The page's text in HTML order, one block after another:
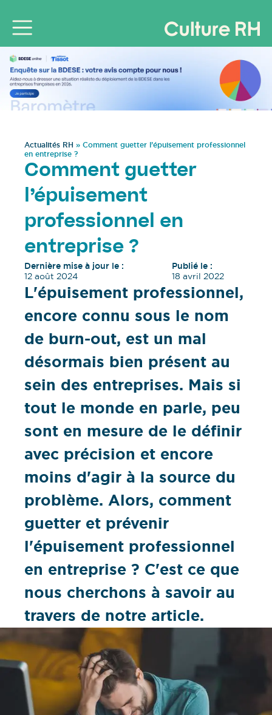
Actualités RH » Comment guetter l’épuisement professionnel
en entreprise ?
Comment guetter
l’épuisement
professionnel en
entreprise ?
Dernière mise à jour le :
12 août 2024
Publié le :
18 avril 2022
L'épuisement professionnel,
encore connu sous le nom
de burn-out, est un mal
désormais bien présent au
sein des entreprises. Mais si
tout le monde en parle, peu
sont en mesure de le définir
avec précision et encore
moins d'agir à la source du
problème. Alors, comment
guetter et prévenir
l'épuisement professionnel
en entreprise ? C'est ce que
nous cherchons à savoir au
travers de notre article.